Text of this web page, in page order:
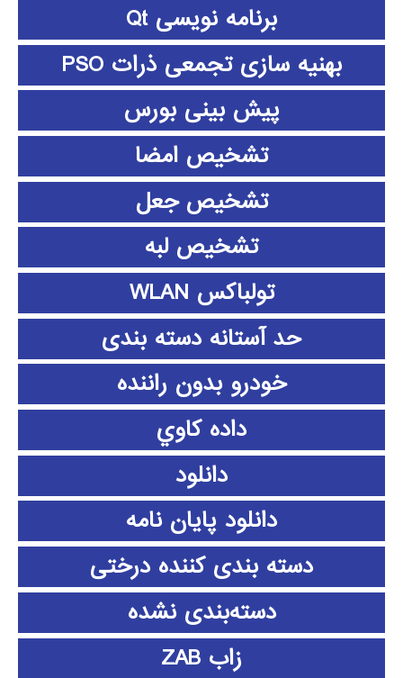
برنامه نویسی Qt
بهنیه سازی تجمعی ذرات PSO
پیش بینی بورس
تشخیص امضا
تشخیص جعل
تشخیص لبه
تولباکس WLAN
حد آستانه دسته بندی
خودرو بدون راننده
داده كاوي
دانلود
دانلود پايان نامه
دسته بندی کننده درختی
دسته‌بندی نشده
زاب ZAB